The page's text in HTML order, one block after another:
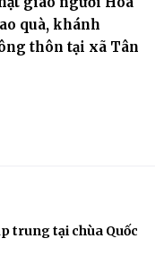
quà, khánh
thôn tại xã Tân
trung tại chùa Quốc